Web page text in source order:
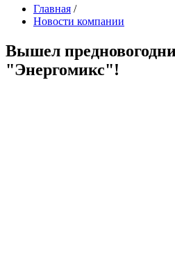
Главная /
Новости компании
Вышел
"Энергомикс"!